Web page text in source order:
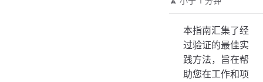
本指南汇集了经
过验证的最佳实
践方法，旨在帮
助您在工作和项